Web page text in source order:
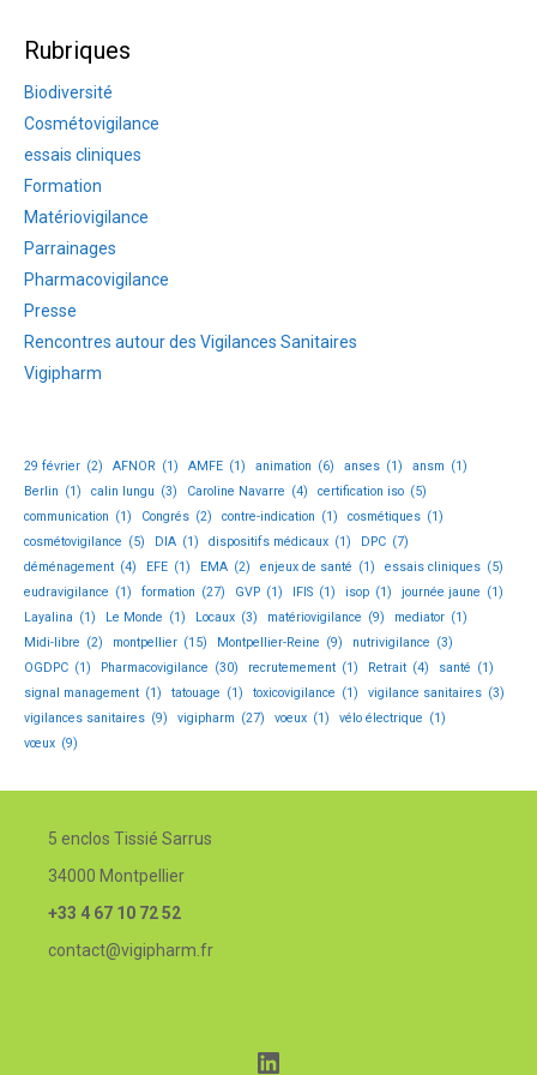
Rubriques
Biodiversité
Cosmétovigilance
essais cliniques
Formation
Matériovigilance
Parrainages
Pharmacovigilance
Presse
Rencontres autour des Vigilances Sanitaires
Vigipharm
29 février (2) AFNOR (1) AMFE (1) animation (6) anses (1) ansm (1)
Berlin (1) calin lungu (3) Caroline Navarre (4) certification iso (5)
communication (1) Congrés (2) contre-indication (1) cosmétiques (1)
cosmétovigilance (5) DIA (1) dispositifs médicaux (1) DPC (7)
déménagement (4) EFE (1) EMA (2) enjeux de santé (1) essais cliniques (5)
eudravigilance (1) formation (27) GVP (1) IFIS (1) isop (1) journée jaune (1)
Layalina (1) Le Monde (1) Locaux (3) matériovigilance (9) mediator (1)
Midi-libre (2) montpellier (15) Montpellier-Reine (9) nutrivigilance (3)
OGDPC (1) Pharmacovigilance (30) recrutemement (1) Retrait (4) santé (1)
signal management (1) tatouage (1) toxicovigilance (1) vigilance sanitaires (3)
vigilances sanitaires (9) vigipharm (27) voeux (1) vélo électrique (1)
vœux (9)
5 enclos Tissié Sarrus
34000 Montpellier
+33 4 67 10 72 52
contact@vigipharm.fr
LinkedIn